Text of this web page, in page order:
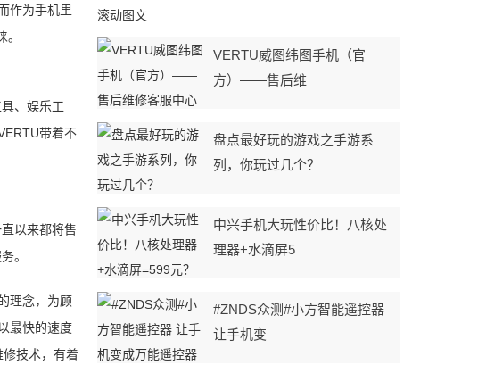
作为手机里
、娱乐工
带着不
以来都将售
。
理念，为顾
最快的速度
技术，有着
滚动图文
VERTU威图纬图手机（官
方）——售后维
盘点最好玩的游戏之手游系
列，你玩过几个？
中兴手机大玩性价比！八核处
理器+水滴屏5
#ZNDS众测#小方智能遥控器
让手机变